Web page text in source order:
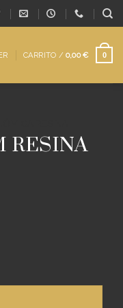
CARRITO /0,00€ 0
RESINA